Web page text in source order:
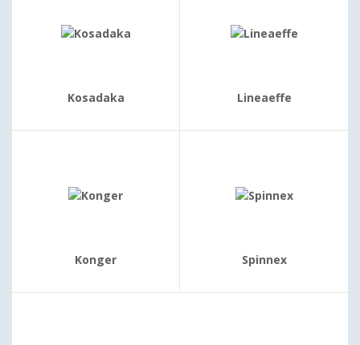
Kosadaka Lineaeffe
Konger Spinnex